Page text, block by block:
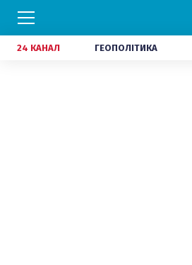
24 КАНАЛ ГЕОПОЛІТИКА